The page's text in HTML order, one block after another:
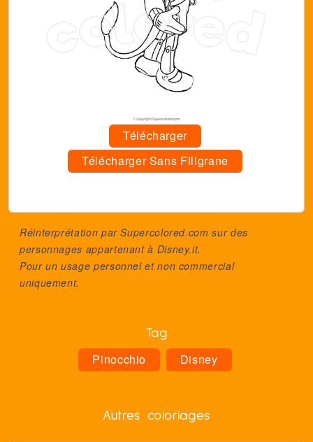
Télécharger
Télécharger Sans Filigrane
Réinterprétation par Supercolored.com sur des
personnages appartenant à Disney.it.
Pour un usage personnel et non commercial
uniquement.
Tag
Pinocchio Disney
Autres coloriages